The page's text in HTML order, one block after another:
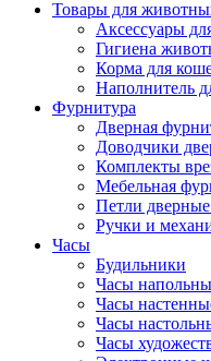
Товары для
Аксессуары
Гигиена
Корма для
Наполнитель
Фурнитура
Дверная
Доводчики
Комплекты
Мебельная
Петли
Ручки и
Часы
Будильники
Часы
Часы
Часы
Часы